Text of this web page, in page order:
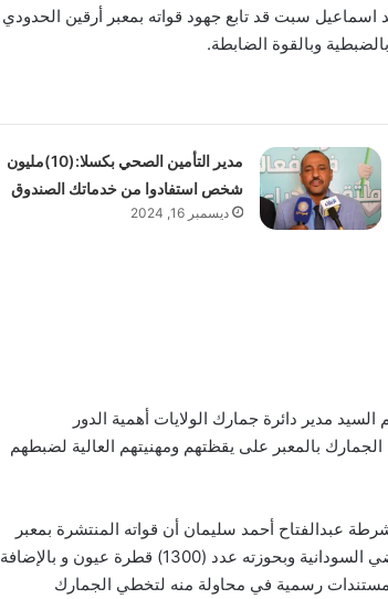
سبت قد تابع جهود قواته بمعبر أرقين الحدودي
وبالقوة الضابطة.
مدير التأمين الصحي بكسلا:(10)مليون
شخص استفادوا من خدماتك الصندوق
ديسمبر 16, 2024
مدير دائرة جمارك الولايات أهمية الدور
بالمعبر على يقظتهم ومهنيتهم العالية لضبطهم
عبدالفتاح أحمد سليمان أن قواته المنتشرة بمعبر
أرقين الحدودي قد أوقفوا راكب حاول التسلل إلى داخل الأراضي السودانية وبحوزته عدد (1300) قطرة عيون و بالإضافة
مستندات رسمية في محاولة منه لتخطي الجمارك